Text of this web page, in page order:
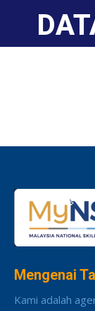
Mengenai
Kami adalah